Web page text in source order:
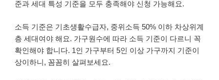
준과 세대 특성 기준을 모두 충족해야 신청 가능해요.
소득 기준은 기초생활수급자, 중위소득 50% 이하 차상위계
층 세대여야 해요. 가구원수에 따라 소득 기준이 다르니 꼭
확인해야 합니다. 1인 가구부터 5인 이상 가구까지 기준이
상이하니, 꼼꼼히 살펴보세요.